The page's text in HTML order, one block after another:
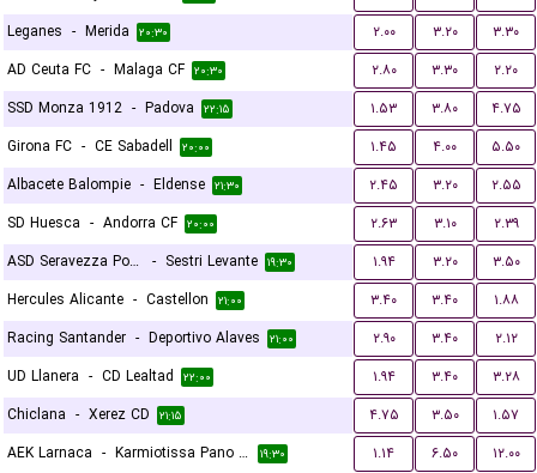
Leganes - Merida ۲۰:۳۰ ۲.۰۰ ۳.۲۰
۳.۳۰
AD Ceuta FC - Malaga CF ۲۰:۳۰ ۲.۸۰ ۳.۳۰
۲.۲۰
SSD Monza 1912 - Padova ۲۲:۱۵ ۱.۵۳ ۳.۸۰
۴.۷۵
Girona FC - CE Sabadell ۲۰:۰۰ ۱.۴۵ ۴.۰۰
۵.۵۰
Albacete Balompie - Eldense ۲۱:۳۰ ۲.۴۵ ۳.۲۰
۲.۵۵
SD Huesca - Andorra CF ۲۰:۰۰ ۲.۶۳ ۳.۱۰
۲.۳۹
ASD Seravezza Pozzi Calcio
- Sestri Levante ۱۹:۳۰ ۱.۹۴ ۳.۲۰
۳.۵۰
Hercules Alicante - Castellon ۲۱:۰۰ ۳.۴۰ ۳.۴۰
۱.۸۸
Racing Santander - Deportivo Alaves ۲۱:۰۰ ۲.۹۰ ۳.۴۰
۲.۱۲
UD Llanera - CD Lealtad ۲۲:۰۰ ۱.۹۴ ۳.۴۰
۳.۲۸
Chiclana - Xerez CD ۲۱:۱۵ ۴.۷۵ ۳.۵۰
۱.۵۷
AEK Larnaca - Karmiotissa Pano Polemidion ۱۹:۳۰ ۱.۱۴ ۶.۵۰
۱۲.۰۰